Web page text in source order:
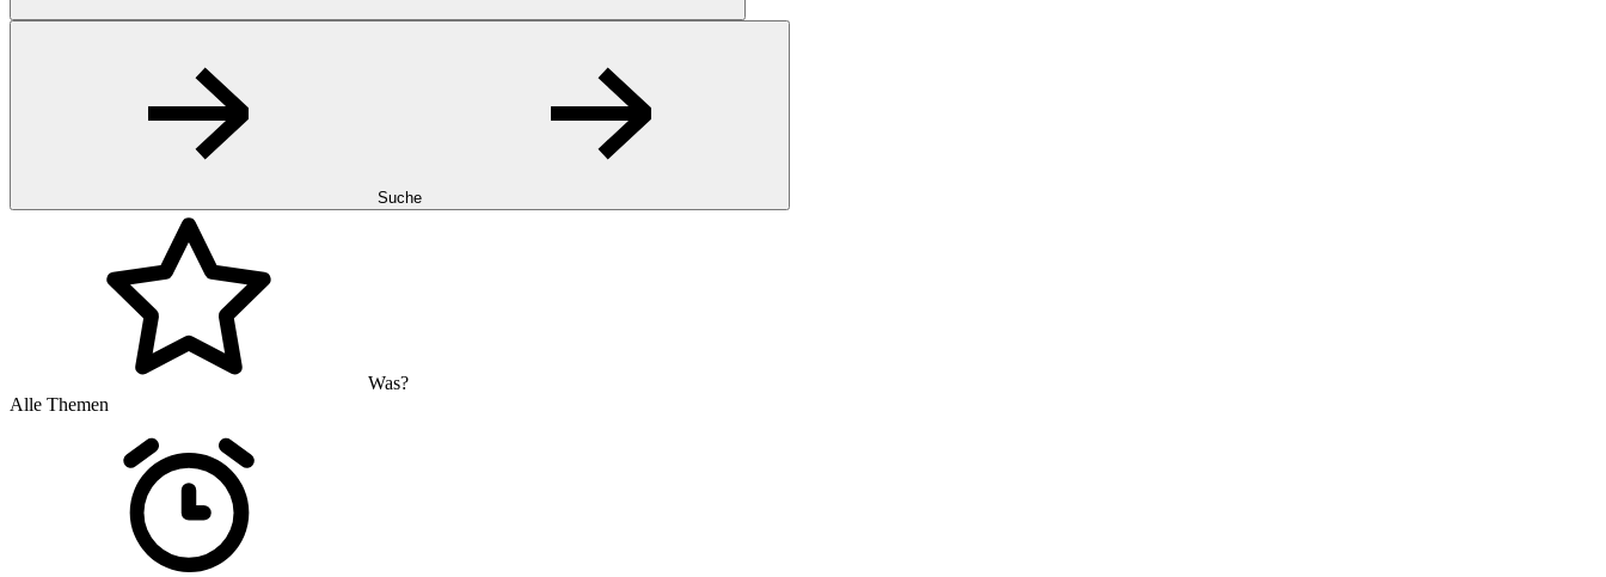
Suche
Was?
Alle Themen